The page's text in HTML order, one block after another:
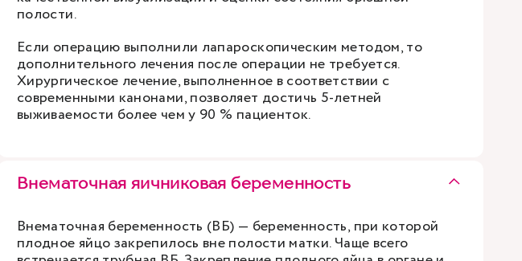
полости.
Если операцию выполнили лапароскопическим методом, то
дополнительного лечения после операции не требуется.
Хирургическое лечение, выполненное в соответствии с
современными канонами, позволяет достичь 5-летней
выживаемости более чем у 90 % пациенток.
Внематочная яичниковая беременность
Внематочная беременность (ВБ) — беременность, при которой
плодное яйцо закрепилось вне полости матки. Чаще всего